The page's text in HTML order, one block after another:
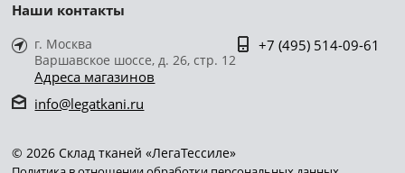
Наши контакты
г. Москва
Варшавское шоссе, д. 26, стр. 12
Адреса магазинов
+7 (495) 514-09-61
info@legatkani.ru
© 2026 Склад тканей «ЛегаТессиле»